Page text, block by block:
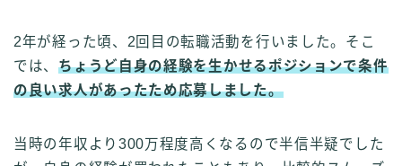
2年が経った頃、2回目の転職活動を行いました。そこ
では、ちょうど自身の経験を生かせるポジションで条件
の良い求人があったため応募しました。
当時の年収より300万程度高くなるので半信半疑でした